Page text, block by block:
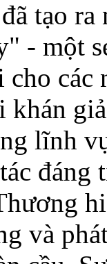
tạo
- một
cho
khán
lĩnh
đáng
và